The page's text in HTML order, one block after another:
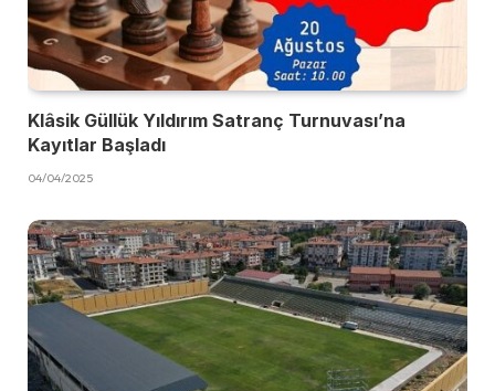
Klâsik Güllük Yıldırım Satranç Turnuvası’na
Kayıtlar Başladı
04/04/2025